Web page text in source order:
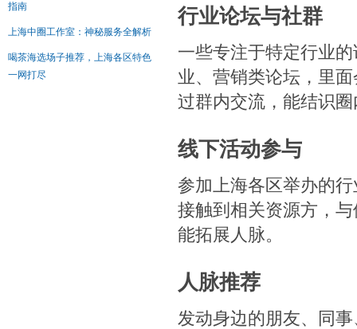
指南
上海中圈工作室：神秘服务全解析
喝茶海选场子推荐，上海各区特色
一网打尽
行业论坛与社群
一些专注于特定行业
业、营销类论坛，里
过群内交流，能结识
线下活动参与
参加上海各区举办的
接触到相关资源方，
能拓展人脉。
人脉推荐
发动身边的朋友、同